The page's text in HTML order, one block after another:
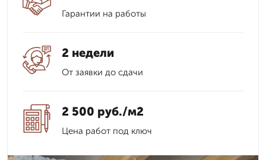
Гарантии на работы
2 недели
От заявки до сдачи
2 500 руб./м2
Цена работ под ключ